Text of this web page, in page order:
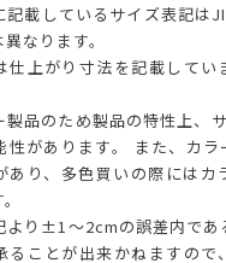
載しているサイズ表記は
なります。
上がり寸法を記載してい
品のため製品の特性上、
性があります。 また、カ
あり、多色買いの際にはカ
り±1～2cmの誤差内であ
ることが出来かねますので